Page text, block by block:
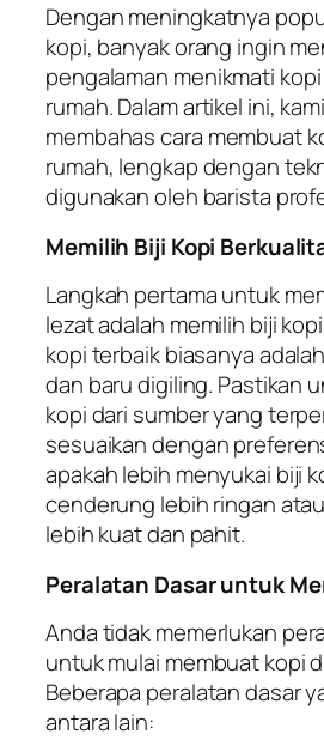
Dengan meningkatnya
kopi, banyak orang ingin
pengalaman menikmati
rumah. Dalam artikel ini,
membahas cara membuat
rumah, lengkap dengan
digunakan oleh barista
Memilih Biji Kopi
Langkah pertama untuk
lezat adalah memilih biji
kopi terbaik biasanya
dan baru digiling. Pastikan
kopi dari sumber yang
sesuaikan dengan
apakah lebih menyukai biji
cenderung lebih ringan
lebih kuat dan pahit.
Peralatan Dasar untuk
Anda tidak memerlukan
untuk mulai membuat kopi
Beberapa peralatan dasar
antara lain: